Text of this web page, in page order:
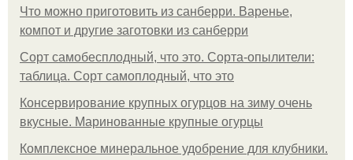
Что можно приготовить из санберри. Варенье,
компот и другие заготовки из санберри
Сорт самобесплодный, что это. Сорта-опылители:
таблица. Сорт самоплодный, что это
Консервирование крупных огурцов на зиму очень
вкусные. Маринованные крупные огурцы
Комплексное минеральное удобрение для клубники.